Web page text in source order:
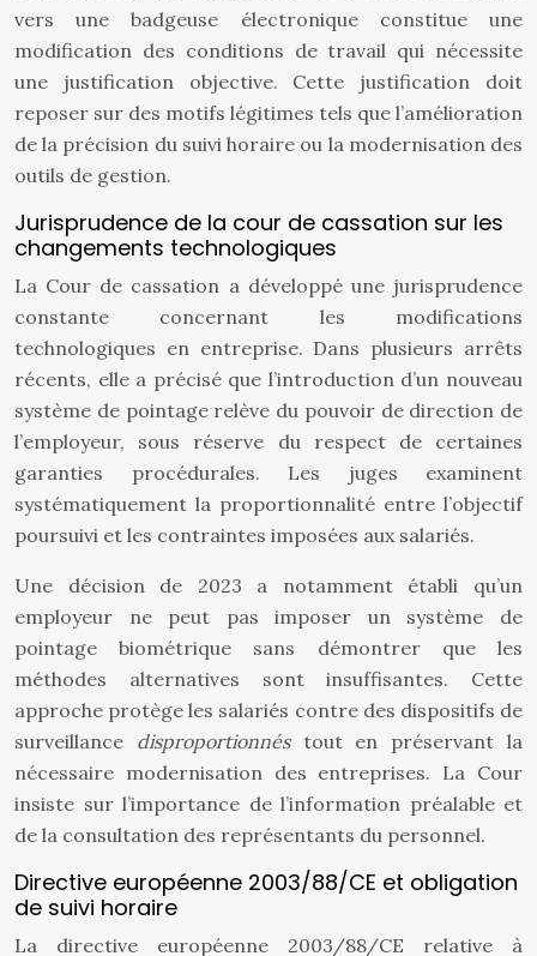
vers une badgeuse électronique constitue une
modification des conditions de travail qui nécessite
une justification objective. Cette justification doit
reposer sur des motifs légitimes tels que l’amélioration
de la précision du suivi horaire ou la modernisation des
outils de gestion.
Jurisprudence de la cour de cassation sur les
changements technologiques
La Cour de cassation a développé une jurisprudence
constante concernant les modifications
technologiques en entreprise. Dans plusieurs arrêts
récents, elle a précisé que l’introduction d’un nouveau
système de pointage relève du pouvoir de direction de
l’employeur, sous réserve du respect de certaines
garanties procédurales. Les juges examinent
systématiquement la proportionnalité entre l’objectif
poursuivi et les contraintes imposées aux salariés.
Une décision de 2023 a notamment établi qu’un
employeur ne peut pas imposer un système de
pointage biométrique sans démontrer que les
méthodes alternatives sont insuffisantes. Cette
approche protège les salariés contre des dispositifs de
surveillance disproportionnés tout en préservant la
nécessaire modernisation des entreprises. La Cour
insiste sur l’importance de l’information préalable et
de la consultation des représentants du personnel.
Directive européenne 2003/88/CE et obligation
de suivi horaire
La directive européenne 2003/88/CE relative à